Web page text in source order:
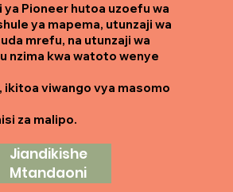
ya Pioneer hutoa uzoefu wa
ya mapema, utunzaji wa
mrefu, na utunzaji wa
nzima kwa watoto wenye
ikitoa viwango vya masomo
za malipo.
Jiandikishe
Mtandaoni